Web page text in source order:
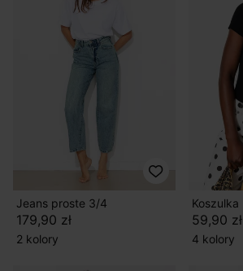
Jeans proste 3/4
179,90 zł
2 kolory
Koszulka
59,90 zł
4 kolory